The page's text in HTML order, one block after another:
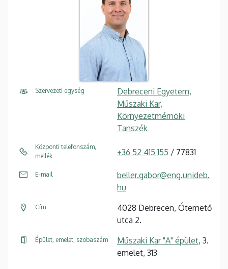
Szervezeti egység
Debreceni Egyetem,
Műszaki Kar,
Környezetmérnöki
Tanszék
Központi telefonszám,
mellék
+36 52 415 155 / 77831
E-mail
beller.gabor@eng.unideb.
hu
Cím
4028 Debrecen, Ótemető
utca 2.
Épület, emelet, szobaszám Műszaki Kar "A" épület, 3.
emelet, 313